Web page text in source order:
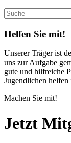
Helfen Sie mit!
Unserer Träger ist
uns zur Aufgabe
gute und hilfreiche
Jugendlichen
Machen Sie mit!
Jetzt